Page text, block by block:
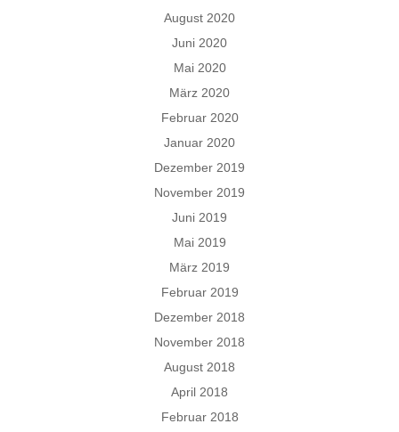
August 2020
Juni 2020
Mai 2020
März 2020
Februar 2020
Januar 2020
Dezember 2019
November 2019
Juni 2019
Mai 2019
März 2019
Februar 2019
Dezember 2018
November 2018
August 2018
April 2018
Februar 2018